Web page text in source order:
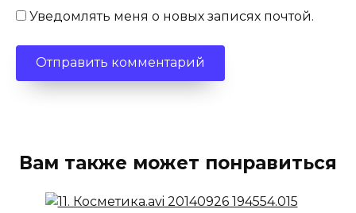
Уведомлять меня о новых записях почтой.
Вам также может понравиться